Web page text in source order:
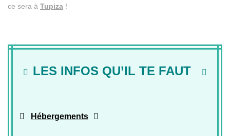
ce sera à Tupiza !
LES INFOS QU’IL TE FAUT
Hébergements